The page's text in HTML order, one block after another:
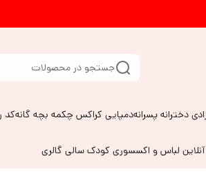
جستجو در محصولات
دخترانه پسرانهدمپایی کراکس چکمه بچه گانهکد
لباس و اکسسوری کودک سالی گالری